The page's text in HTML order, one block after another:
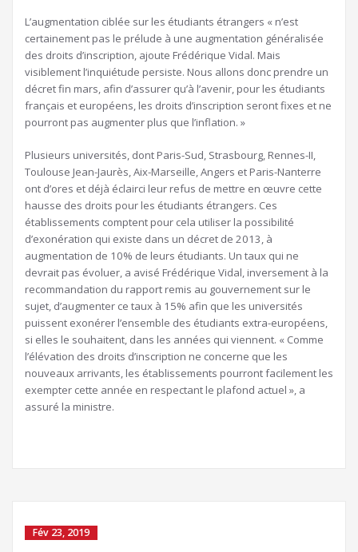
L’augmentation ciblée sur les étudiants étrangers « n’est
certainement pas le prélude à une augmentation généralisée
des droits d’inscription, ajoute Frédérique Vidal. Mais
visiblement l’inquiétude persiste. Nous allons donc prendre un
décret fin mars, afin d’assurer qu’à l’avenir, pour les étudiants
français et européens, les droits d’inscription seront fixes et ne
pourront pas augmenter plus que l’inflation. »
Plusieurs universités, dont Paris-Sud, Strasbourg, Rennes-II,
Toulouse Jean-Jaurès, Aix-Marseille, Angers et Paris-Nanterre
ont d’ores et déjà éclairci leur refus de mettre en œuvre cette
hausse des droits pour les étudiants étrangers. Ces
établissements comptent pour cela utiliser la possibilité
d’exonération qui existe dans un décret de 2013, à
augmentation de 10% de leurs étudiants. Un taux qui ne
devrait pas évoluer, a avisé Frédérique Vidal, inversement à la
recommandation du rapport remis au gouvernement sur le
sujet, d’augmenter ce taux à 15% afin que les universités
puissent exonérer l’ensemble des étudiants extra-européens,
si elles le souhaitent, dans les années qui viennent. « Comme
l’élévation des droits d’inscription ne concerne que les
nouveaux arrivants, les établissements pourront facilement les
exempter cette année en respectant le plafond actuel », a
assuré la ministre.
Fév 23, 2019